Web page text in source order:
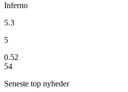
Inferno
5.3
5
0.52
54
Seneste top nyheder